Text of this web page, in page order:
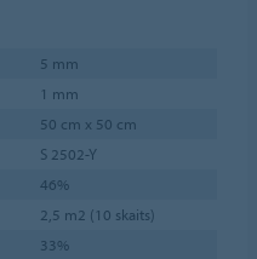
5 mm
1 mm
50 cm x 50 cm
S 2502-Y
46%
2,5 m2 (10 skaits)
33%